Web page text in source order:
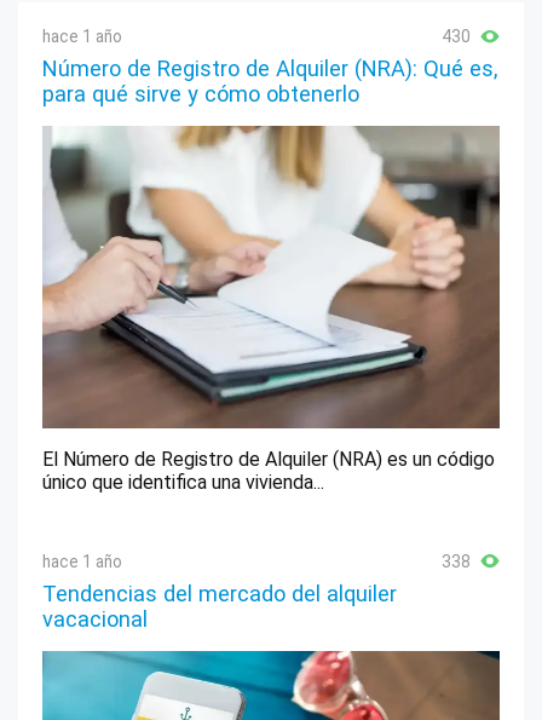
hace 1 año 430
Número de Registro de Alquiler (NRA): Qué es,
para qué sirve y cómo obtenerlo
El Número de Registro de Alquiler (NRA) es un código
único que identifica una vivienda...
hace 1 año 338
Tendencias del mercado del alquiler
vacacional